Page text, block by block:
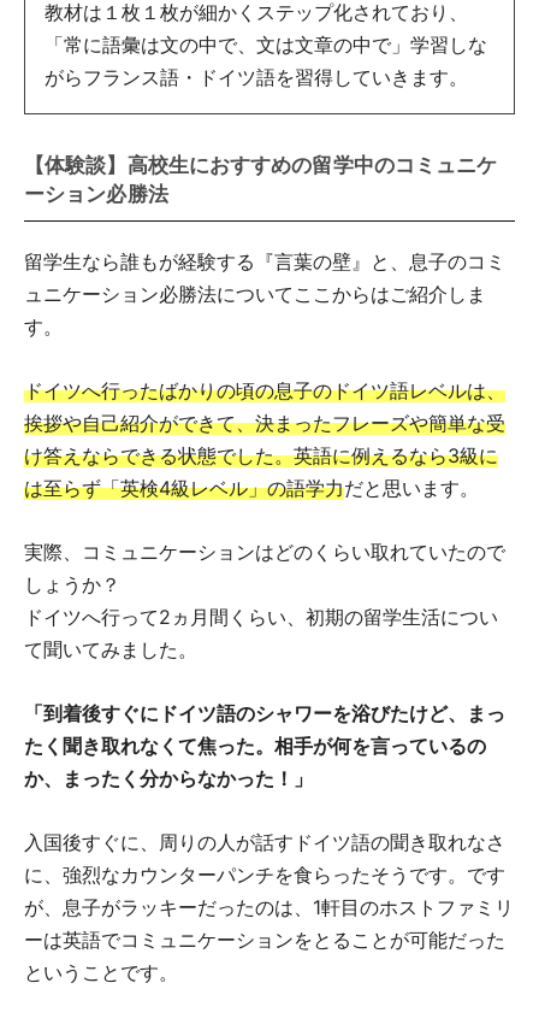
教材は１枚１枚が細かくステップ化されており、
「常に語彙は文の中で、文は文章の中で」学習しな
がらフランス語・ドイツ語を習得していきます。
【体験談】高校生におすすめの留学中のコミュニケ
ーション必勝法
留学生なら誰もが経験する『言葉の壁』と、息子のコミ
ュニケーション必勝法についてここからはご紹介しま
す。
ドイツへ行ったばかりの頃の息子のドイツ語レベルは、
挨拶や自己紹介ができて、決まったフレーズや簡単な受
け答えならできる状態でした。英語に例えるなら3級に
は至らず「英検4級レベル」の語学力だと思います。
実際、コミュニケーションはどのくらい取れていたので
しょうか？
ドイツへ行って2ヵ月間くらい、初期の留学生活につい
て聞いてみました。
「到着後すぐにドイツ語のシャワーを浴びたけど、まっ
たく聞き取れなくて焦った。相手が何を言っているの
か、まったく分からなかった！」
入国後すぐに、周りの人が話すドイツ語の聞き取れなさ
に、強烈なカウンターパンチを食らったそうです。です
が、息子がラッキーだったのは、1軒目のホストファミリ
ーは英語でコミュニケーションをとることが可能だった
ということです。